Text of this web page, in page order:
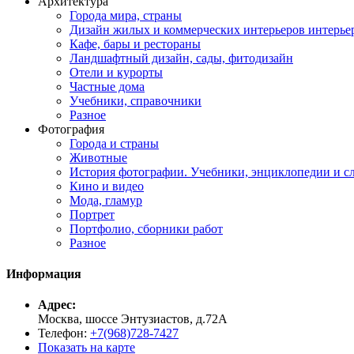
Города мира, страны
Дизайн жилых и коммерческих интерьеров
Кафе, бары и рестораны
Ландшафтный дизайн, сады, фитодизайн
Отели и курорты
Частные дома
Учебники, справочники
Разное
Фотография
Города и страны
Животные
История фотографии. Учебники, энциклопедии и
Кино и видео
Мода, гламур
Портрет
Портфолио, сборники работ
Разное
Информация
Адрес:
Москва, шоссе Энтузиастов, д.72А
Телефон: +7(968)728-7427
Показать на карте